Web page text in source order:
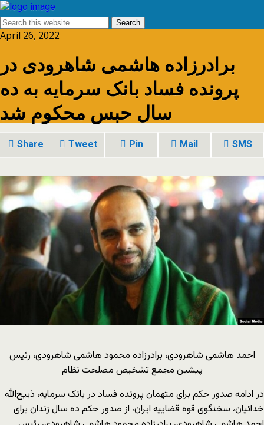
April 26, 2022
برادرزاده هاشمی شاهرودی در
پرونده فساد بانک سرمایه به ده
سال حبس محکوم شد
Share Tweet Pin Mail SMS
احمد هاشمی شاهرودی، برادرزاده محمود هاشمی شاهرودی، رئیس
پیشین مجمع تشخیص مصلحت نظام
در ادامه صدور حکم برای متهمان پرونده فساد در بانک سرمایه، ذبیح‌الله
خدائیان، سخنگوی قوه قضاییه ایران، از صدور حکم ده سال زندان برای